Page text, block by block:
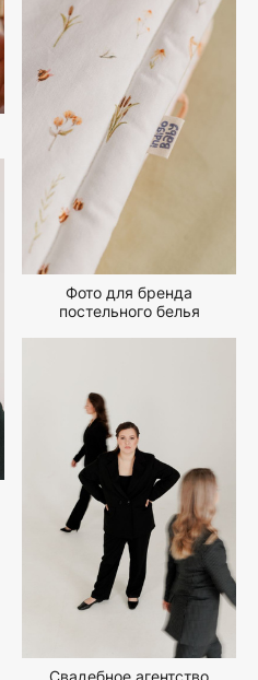
Фото для бренда
постельного белья